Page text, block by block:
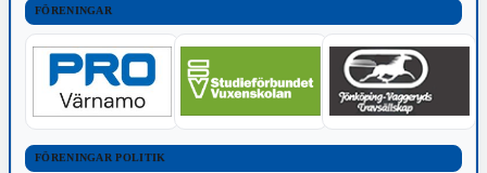
FÖRENINGAR
FÖRENINGAR POLITIK